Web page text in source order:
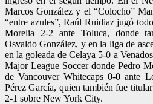
Marcos González y el “Colocho”
“entre azules”, Raúl Ruidiaz jugó
Morelia 2-2 ante Toluca, donde
Osvaldo González, y en la liga de
en la goleada de Celaya 5-0 a
Major League Soccer donde Pedro
de Vancouver Whitecaps 0-0 ante
Pérez García, quien también fue
2-1 sobre New York City.